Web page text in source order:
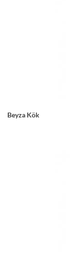
Beyza Kök